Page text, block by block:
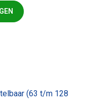
aantal
(63 t/m 128